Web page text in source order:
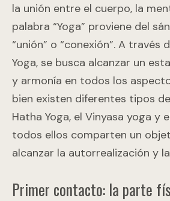
la unión entre el cuerpo, la
palabra “Yoga” proviene del
“unión” o “conexión”. A través
Yoga, se busca alcanzar un
y armonía en todos los
bien existen diferentes tipos
Hatha Yoga, el Vinyasa yoga y
todos ellos comparten un
alcanzar la autorrealización y
Primer contacto: la parte